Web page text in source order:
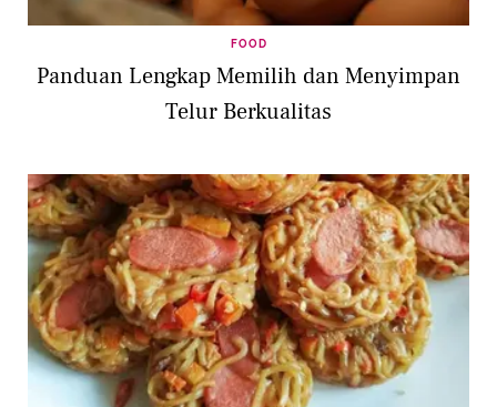
FOOD
Panduan Lengkap Memilih dan Menyimpan
Telur Berkualitas